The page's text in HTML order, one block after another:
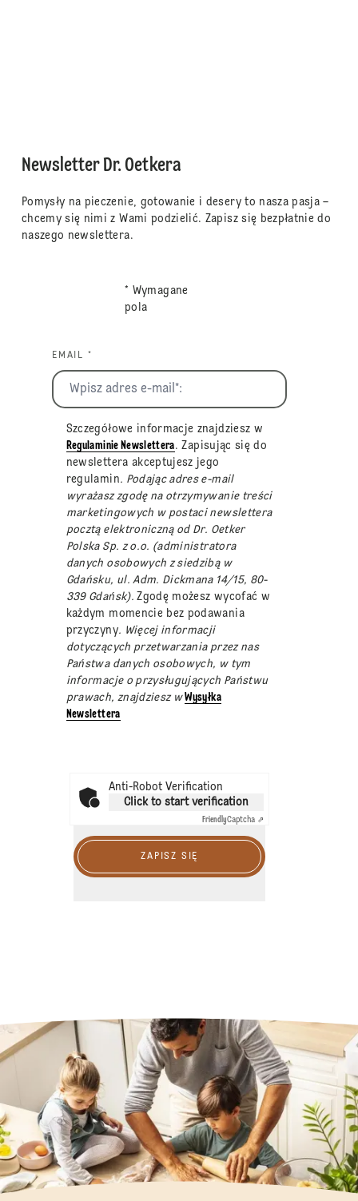
Newsletter Dr. Oetkera
Pomysły na pieczenie, gotowanie i desery to nasza pasja –
chcemy się nimi z Wami podzielić. Zapisz się bezpłatnie do
naszego newslettera.
* Wymagane
pola
EMAIL *
Szczegółowe informacje znajdziesz w
Regulaminie Newslettera. Zapisując się do
newslettera akceptujesz jego
regulamin. Podając adres e-mail
wyrażasz zgodę na otrzymywanie treści
marketingowych w postaci newslettera
pocztą elektroniczną od Dr. Oetker
Polska Sp. z o.o. (administratora
danych osobowych z siedzibą w
Gdańsku, ul. Adm. Dickmana 14/15, 80-
339 Gdańsk).Zgodę możesz wycofać w
każdym momencie bez podawania
przyczyny. Więcej informacji
dotyczących przetwarzania przez nas
Państwa danych osobowych, w tym
informacje o przysługujących Państwu
prawach, znajdziesz wWysyłka
Newslettera
Anti-Robot Verification
Click to start verification
FriendlyCaptcha ⇗
ZAPISZ SIĘ